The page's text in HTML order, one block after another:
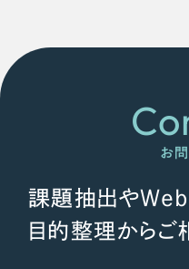
お
課題抽出やWeb
目的整理からご